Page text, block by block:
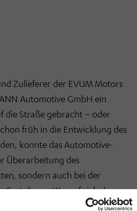
Zulieferer der EVUM Motors
Automotive GmbH ein
die Straße gebracht – oder
früh in die Entwicklung des
konnte das Automotive-
Überarbeitung des
sondern auch bei der
Gestaltung. Worauf sich der
konnte: absolute Planungs-